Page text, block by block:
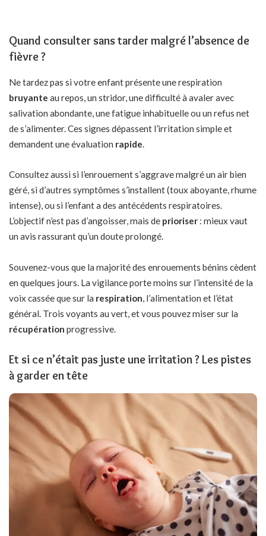
Quand consulter sans tarder malgré l’absence de
fièvre ?
Ne tardez pas si votre enfant présente une respiration
bruyante au repos, un stridor, une difficulté à avaler avec
salivation abondante, une fatigue inhabituelle ou un refus net
de s’alimenter. Ces signes dépassent l’irritation simple et
demandent une évaluation rapide.
Consultez aussi si l’enrouement s’aggrave malgré un air bien
géré, si d’autres symptômes s’installent (toux aboyante, rhume
intense), ou si l’enfant a des antécédents respiratoires.
L’objectif n’est pas d’angoisser, mais de prioriser : mieux vaut
un avis rassurant qu’un doute prolongé.
Souvenez-vous que la majorité des enrouements bénins cèdent
en quelques jours. La vigilance porte moins sur l’intensité de la
voix cassée que sur la respiration, l’alimentation et l’état
général. Trois voyants au vert, et vous pouvez miser sur la
récupération progressive.
Et si ce n’était pas juste une irritation ? Les pistes
à garder en tête